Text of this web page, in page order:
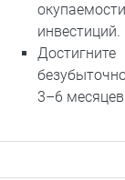
окупаемости
инвестиций.
Достигните
3–6